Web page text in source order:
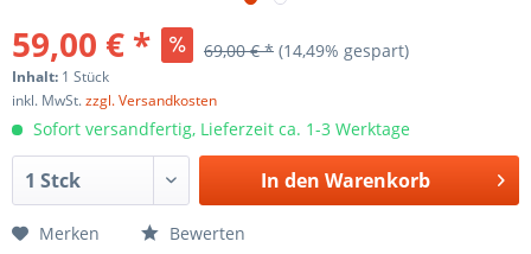
59,00 € * 69,00 € * (14,49% gespart)
Inhalt: 1 Stück
inkl. MwSt.zzgl. Versandkosten
Sofort versandfertig, Lieferzeit ca. 1-3 Werktage
In den Warenkorb
Merken Bewerten